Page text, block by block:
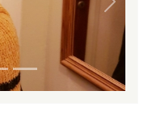
Næste